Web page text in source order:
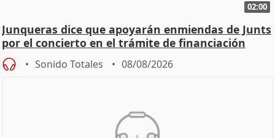
02:00
Junqueras dice que apoyarán enmiendas de Junts
por el concierto en el trámite de financiación
Sonido Totales 08/08/2026